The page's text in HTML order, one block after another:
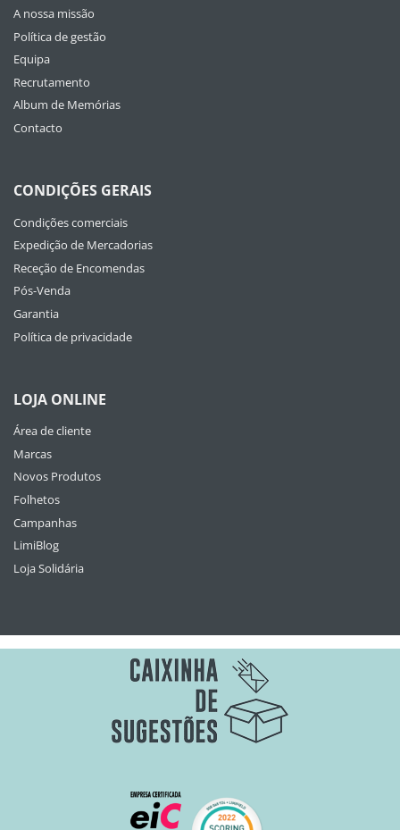
A nossa missão
Política de gestão
Equipa
Recrutamento
Album de Memórias
Contacto
CONDIÇÕES GERAIS
Condições comerciais
Expedição de Mercadorias
Receção de Encomendas
Pós-Venda
Garantia
Política de privacidade
LOJA ONLINE
Área de cliente
Marcas
Novos Produtos
Folhetos
Campanhas
LimiBlog
Loja Solidária